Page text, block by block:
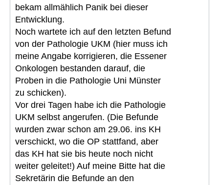
bekam allmählich Panik bei dieser
Entwicklung.
Noch wartete ich auf den letzten Befund
von der Pathologie UKM (hier muss ich
meine Angabe korrigieren, die Essener
Onkologen bestanden darauf, die
Proben in die Pathologie Uni Münster
zu schicken).
Vor drei Tagen habe ich die Pathologie
UKM selbst angerufen. (Die Befunde
wurden zwar schon am 29.06. ins KH
verschickt, wo die OP stattfand, aber
das KH hat sie bis heute noch nicht
weiter geleitet!) Auf meine Bitte hat die
Sekretärin die Befunde an den